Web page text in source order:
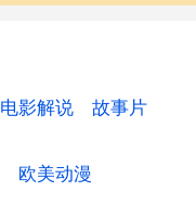
电影解说
故事片
欧美动漫